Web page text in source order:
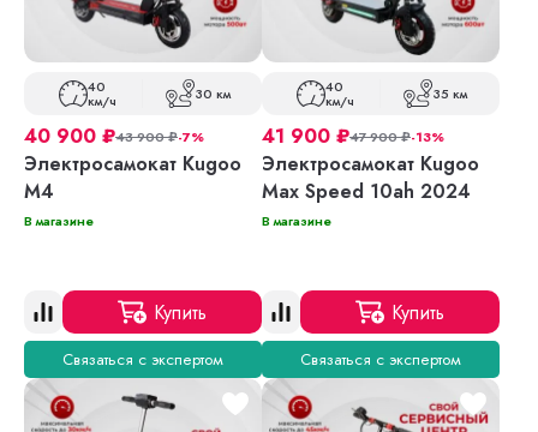
40
км/ч 30 км
40 900 ₽43 900₽-7%
Электросамокат Kugoo
M4
В магазине
Купить
Связаться с экспертом
40
км/ч 35 км
41 900 ₽47 900₽-13%
Электросамокат Kugoo
Max Speed 10ah 2024
В магазине
Купить
Связаться с экспертом